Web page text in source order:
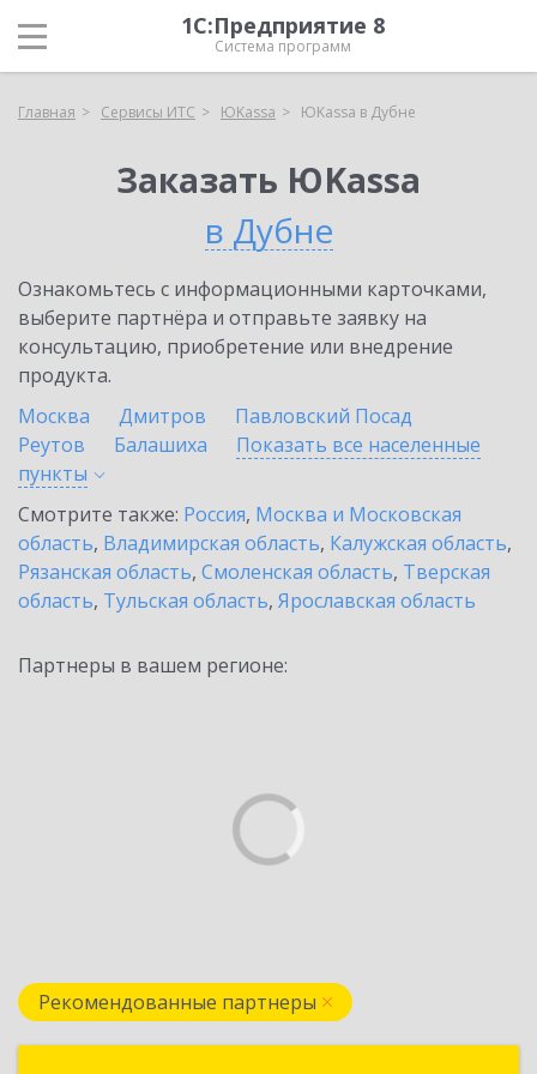
1С:Предприятие 8
Система программ
Главная Сервисы ИТС ЮKassa ЮKassa в Дубне
Заказать ЮKassa
в Дубне
Ознакомьтесь с информационными карточками,
выберите партнёра и отправьте заявку на
консультацию, приобретение или внедрение
продукта.
Москва
Дмитров
Павловский Посад
Реутов
Балашиха
Показать все населенные
пункты
Смотрите также: Россия, Москва и Московская
область, Владимирская область, Калужская область,
Рязанская область, Смоленская область, Тверская
область, Тульская область, Ярославская область
Партнеры в вашем регионе:
Рекомендованные партнеры